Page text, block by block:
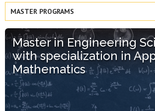
Estudiantes
Académicas/os
Funcionarias/os
Egresadas/os
MASTER PROGRAMS
Master in Engineering
with specialization in
Mathematics